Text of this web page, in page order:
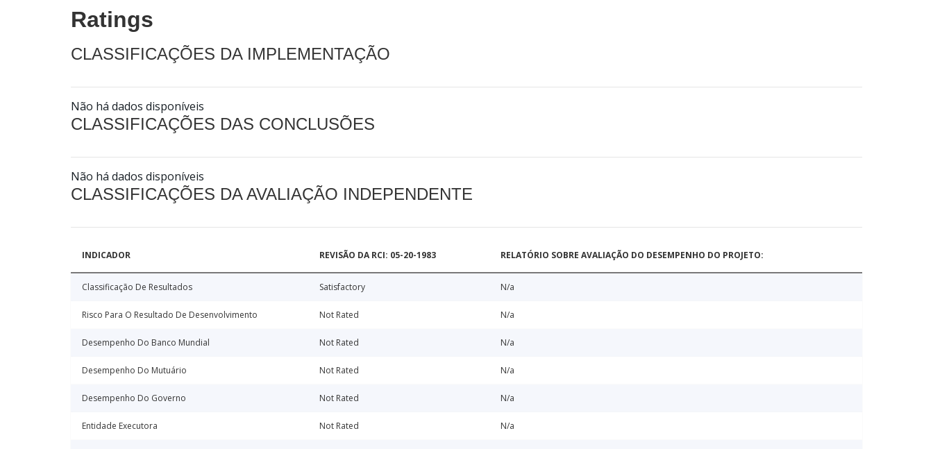
Ratings
CLASSIFICAÇÕES DA IMPLEMENTAÇÃO
Não há dados disponíveis
CLASSIFICAÇÕES DAS CONCLUSÕES
Não há dados disponíveis
CLASSIFICAÇÕES DA AVALIAÇÃO INDEPENDENTE
INDICADOR REVISÃO DA RCI: 05-20-1983 RELATÓRIO SOBRE AVALIAÇÃO DO DESEMPENHO DO PROJETO:
Classificação De Resultados Satisfactory N/a
Risco Para O Resultado De Desenvolvimento Not Rated N/a
Desempenho Do Banco Mundial Not Rated N/a
Desempenho Do Mutuário Not Rated N/a
Desempenho Do Governo Not Rated N/a
Entidade Executora Not Rated N/a